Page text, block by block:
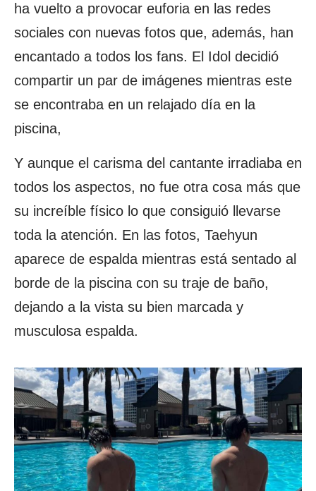
ha vuelto a provocar euforia en las redes
sociales con nuevas fotos que, además, han
encantado a todos los fans. El Idol decidió
compartir un par de imágenes mientras este
se encontraba en un relajado día en la
piscina,
Y aunque el carisma del cantante irradiaba en
todos los aspectos, no fue otra cosa más que
su increíble físico lo que consiguió llevarse
toda la atención. En las fotos, Taehyun
aparece de espalda mientras está sentado al
borde de la piscina con su traje de baño,
dejando a la vista su bien marcada y
musculosa espalda.